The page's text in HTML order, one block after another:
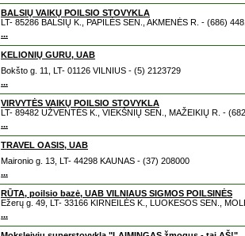
BALSIŲ VAIKŲ POILSIO STOVYKLA
LT- 85286 BALSIŲ K., PAPILĖS SEN., AKMENĖS R. - (686)
...
KELIONIŲ GURU, UAB
Bokšto g. 11, LT- 01126 VILNIUS - (5) 2123729
...
VIRVYTĖS VAIKŲ POILSIO STOVYKLA
LT- 89482 UŽVENTĖS K., VIEKŠNIŲ SEN., MAŽEIKIŲ R. -
...
TRAVEL OASIS, UAB
Maironio g. 13, LT- 44298 KAUNAS - (37) 208000
...
RŪTA, poilsio bazė, UAB VILNIAUS SIGMOS POILSINĖS
Ežerų g. 49, LT- 33166 KIRNEILĖS K., LUOKESOS SEN.,
...